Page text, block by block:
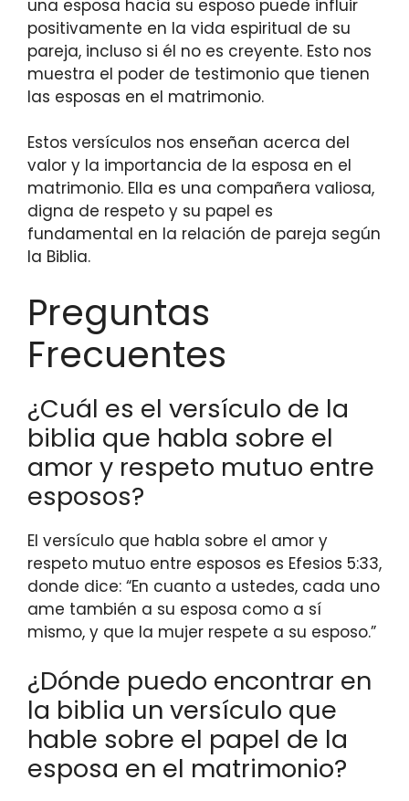
una esposa hacia su esposo puede influir
positivamente en la vida espiritual de su
pareja, incluso si él no es creyente. Esto nos
muestra el poder de testimonio que tienen
las esposas en el matrimonio.
Estos versículos nos enseñan acerca del
valor y la importancia de la esposa en el
matrimonio. Ella es una compañera valiosa,
digna de respeto y su papel es
fundamental en la relación de pareja según
la Biblia.
Preguntas
Frecuentes
¿Cuál es el versículo de la
biblia que habla sobre el
amor y respeto mutuo entre
esposos?
El versículo que habla sobre el amor y
respeto mutuo entre esposos es Efesios 5:33,
donde dice: “En cuanto a ustedes, cada uno
ame también a su esposa como a sí
mismo, y que la mujer respete a su esposo.”
¿Dónde puedo encontrar en
la biblia un versículo que
hable sobre el papel de la
esposa en el matrimonio?